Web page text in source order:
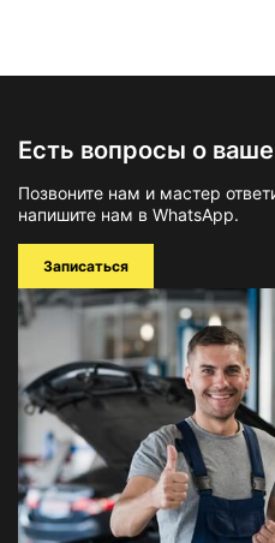
Есть вопросы о
Позвоните нам и мастер
напишите нам в WhatsApp.
Записаться